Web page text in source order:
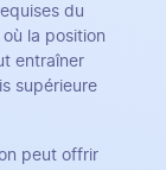
du
la position
entraîner
supérieure
peut offrir